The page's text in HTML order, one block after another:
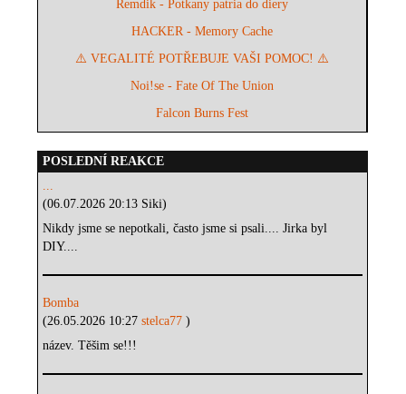
Remdik - Potkany patria do diery
HACKER - Memory Cache
⚠️ VEGALITÉ POTŘEBUJE VAŠI POMOC! ⚠️
Noi!se - Fate Of The Union
Falcon Burns Fest
POSLEDNÍ REAKCE
...
(06.07.2026 20:13 Siki)
Nikdy jsme se nepotkali, často jsme si psali.... Jirka byl
DIY....
Bomba
(26.05.2026 10:27stelca77)
název. Těšim se!!!